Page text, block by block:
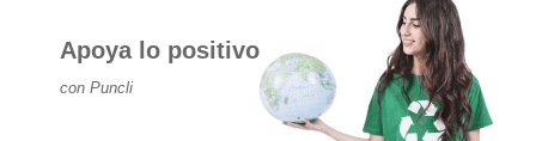
Apoya lo positivo
con Puncli